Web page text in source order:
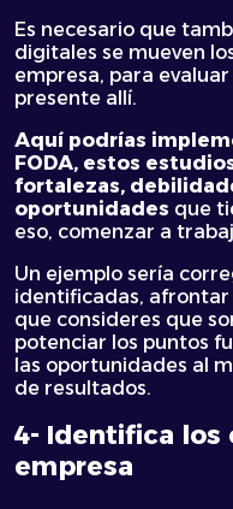
Es necesario que
digitales se mueven
empresa, para
presente allí.
Aquí podrías
FODA, estos
fortalezas,
oportunidades que
eso, comenzar a
Un ejemplo sería
identificadas,
que consideres que
potenciar los puntos
las oportunidades al
de resultados.
4- Identifica los
empresa